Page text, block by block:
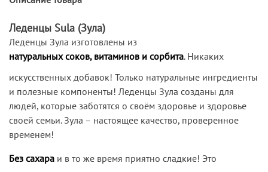
Леденцы Sula (Зула)
Леденцы Зула изготовлены из
натуральных соков, витаминов и сорбита. Никаких
искусственных добавок! Только натуральные ингредиенты
и полезные компоненты! Леденцы Зула созданы для
людей, которые заботятся о своём здоровье и здоровье
своей семьи. Зула – настоящее качество, проверенное
временем!
Без сахара и в то же время приятно сладкие! Это